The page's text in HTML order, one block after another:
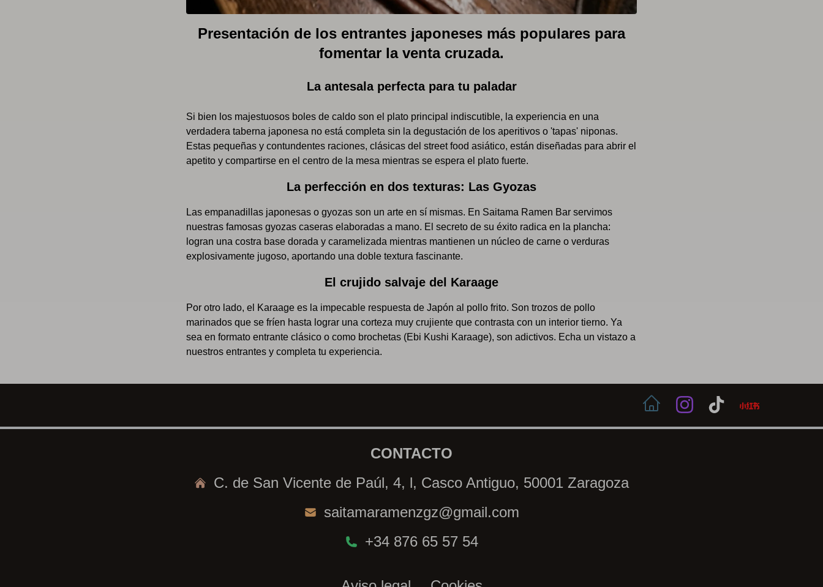
Presentación de los entrantes japoneses más populares para
fomentar la venta cruzada.
La antesala perfecta para tu paladar
Si bien los majestuosos boles de caldo son el plato principal indiscutible, la experiencia en una
verdadera taberna japonesa no está completa sin la degustación de los aperitivos o 'tapas' niponas.
Estas pequeñas y contundentes raciones, clásicas del street food asiático, están diseñadas para abrir el
apetito y compartirse en el centro de la mesa mientras se espera el plato fuerte.
La perfección en dos texturas: Las Gyozas
Las empanadillas japonesas o gyozas son un arte en sí mismas. En Saitama Ramen Bar servimos
nuestras famosas gyozas caseras elaboradas a mano. El secreto de su éxito radica en la plancha:
logran una costra base dorada y caramelizada mientras mantienen un núcleo de carne o verduras
explosivamente jugoso, aportando una doble textura fascinante.
El crujido salvaje del Karaage
Por otro lado, el Karaage es la impecable respuesta de Japón al pollo frito. Son trozos de pollo
marinados que se fríen hasta lograr una corteza muy crujiente que contrasta con un interior tierno. Ya
sea en formato entrante clásico o como brochetas (Ebi Kushi Karaage), son adictivos. Echa un vistazo a
nuestros entrantes y completa tu experiencia.
CONTACTO
C. de San Vicente de Paúl, 4, l, Casco Antiguo, 50001 Zaragoza
saitamaramenzgz@gmail.com
+34 876 65 57 54